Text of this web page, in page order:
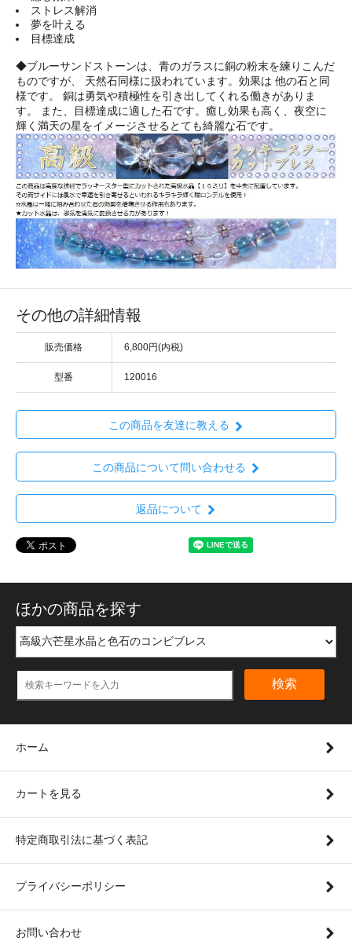
ストレス解消
夢を叶える
目標達成
◆ブルーサンドストーンは、青のガラスに銅の粉末を練りこんだ
ものですが、 天然石同様に扱われています。効果は 他の石と同
様です。 銅は勇気や積極性を引き出してくれる働きがありま
す。 また、目標達成に適した石です。癒し効果も高く、夜空に
輝く満天の星をイメージさせるとても綺麗な石です。
その他の詳細情報
販売価格 6,800円(内税)
型番 120016
この商品を友達に教える
この商品について問い合わせる
返品について
ほかの商品を探す
検索
ホーム
カートを見る
特定商取引法に基づく表記
プライバシーポリシー
お問い合わせ